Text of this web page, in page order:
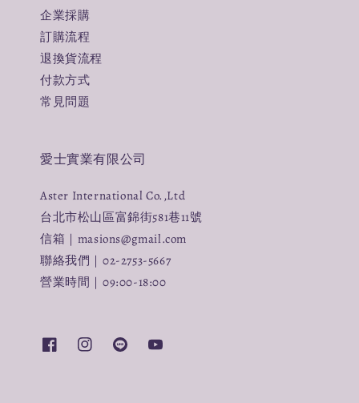
企業採購
訂購流程
退換貨流程
付款方式
常見問題
愛士實業有限公司
Aster International Co.,Ltd
台北市松山區富錦街581巷11號
信箱｜masions@gmail.com
聯絡我們｜02-2753-5667
營業時間｜09:00-18:00